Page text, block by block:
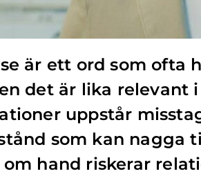
är ett ord som ofta
det är lika relevant
uppstår
som kan nagga
hand riskerar